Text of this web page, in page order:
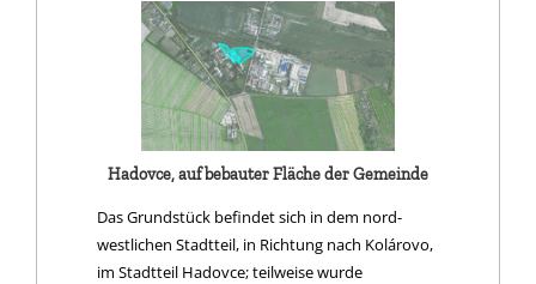
Hadovce, auf bebauter Fläche der Gemeinde
Das Grundstück befindet sich in dem nord-
westlichen Stadtteil, in Richtung nach Kolárovo,
im Stadtteil Hadovce; teilweise wurde